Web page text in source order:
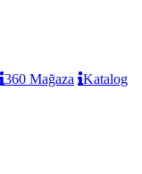
360 Mağaza
Katalog